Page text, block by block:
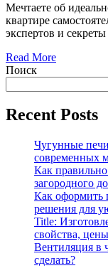
Мечтаете об
квартире
экспертов и
Read More
Поиск
Recent Posts
Чугунные
современных
Как
загородного
Как оформить
решения для
Title:
свойства, цены
Вентиляция в
сделать?